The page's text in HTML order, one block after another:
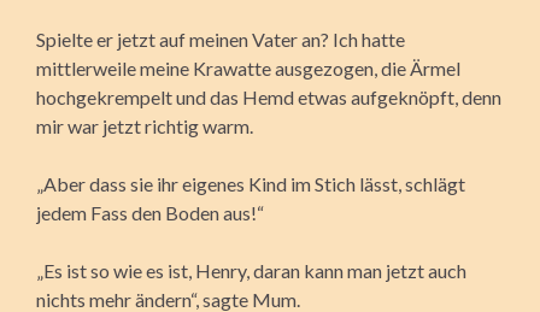
Spielte er jetzt auf meinen Vater an? Ich hatte
mittlerweile meine Krawatte ausgezogen, die Ärmel
hochgekrempelt und das Hemd etwas aufgeknöpft, denn
mir war jetzt richtig warm.
„Aber dass sie ihr eigenes Kind im Stich lässt, schlägt
jedem Fass den Boden aus!“
„Es ist so wie es ist, Henry, daran kann man jetzt auch
nichts mehr ändern“, sagte Mum.